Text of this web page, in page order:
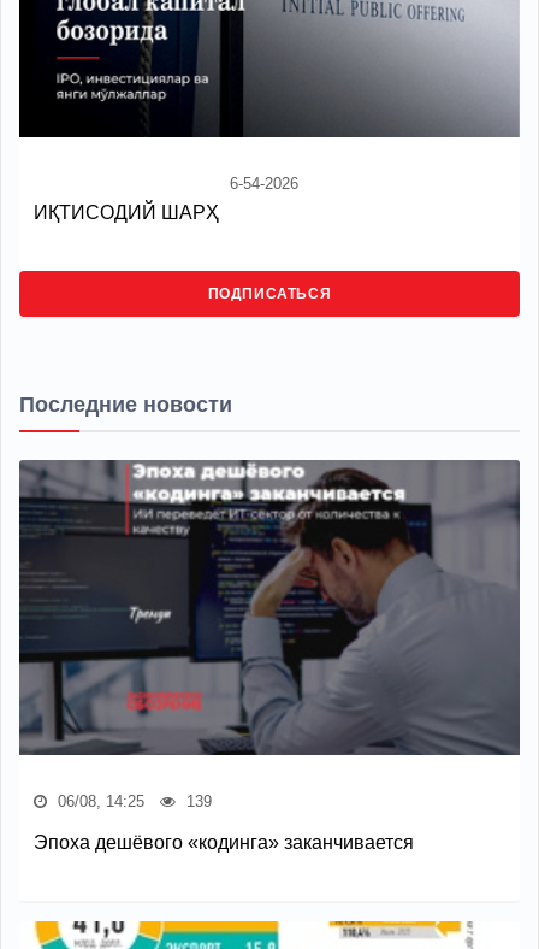
6-54-2026
ИҚТИСОДИЙ ШАРҲ
ПОДПИСАТЬСЯ
Последние новости
06/08, 14:25 139
Эпоха дешёвого «кодинга» заканчивается